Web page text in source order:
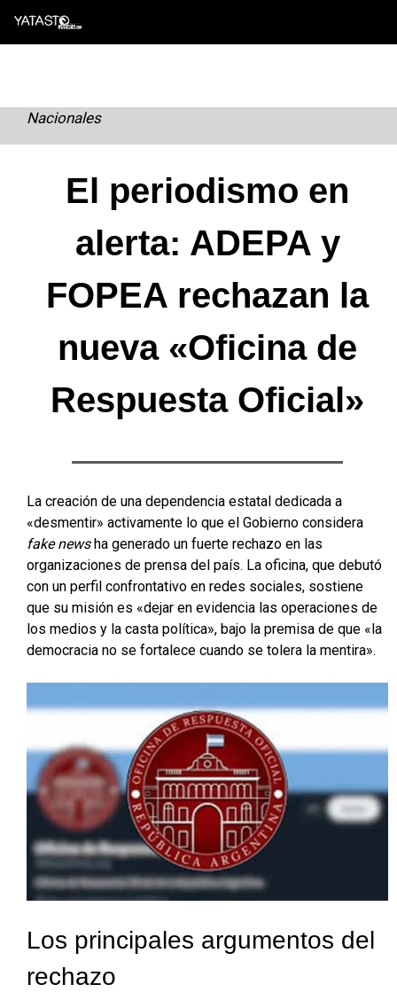
Skip
Nacionales
El periodismo en
alerta: ADEPA y
FOPEA rechazan la
nueva «Oficina de
Respuesta Oficial»
La creación de una dependencia estatal dedicada a
«desmentir» activamente lo que el Gobierno considera
fake newsha generado un fuerte rechazo en las
organizaciones de prensa del país. La oficina, que debutó
con un perfil confrontativo en redes sociales, sostiene
que su misión es «dejar en evidencia las operaciones de
los medios y la casta política», bajo la premisa de que «la
democracia no se fortalece cuando se tolera la mentira».
Los principales argumentos del
rechazo